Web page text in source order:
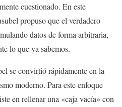
cuestionado. En este
propuso que el verdadero
datos de forma arbitraria,
lo que ya sabemos.
se convirtió rápidamente en la
moderno. Para este enfoque
en rellenar una «caja vacía» con